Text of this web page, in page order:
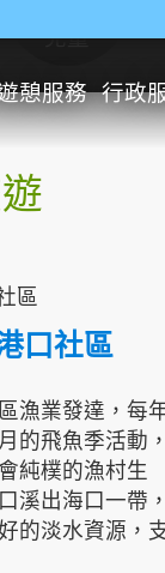
憩服務 行政
兒童
口社區
漁業發達，每
的飛魚季活動，
純樸的漁村生
溪出海口一帶，
的淡水資源，